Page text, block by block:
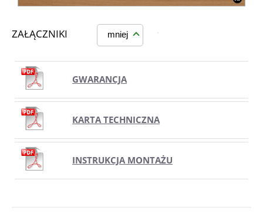
ZAŁĄCZNIKI mniej
GWARANCJA
KARTA TECHNICZNA
INSTRUKCJA MONTAŻU